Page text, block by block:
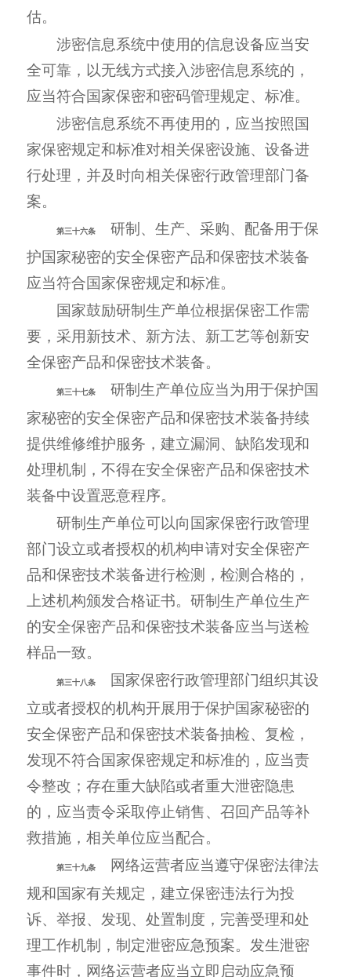
估。
涉密信息系统中使用的信息设备应当安
全可靠，以无线方式接入涉密信息系统的，
应当符合国家保密和密码管理规定、标准。
涉密信息系统不再使用的，应当按照国
家保密规定和标准对相关保密设施、设备进
行处理，并及时向相关保密行政管理部门备
案。
第三十六条
研制、生产、采购、配备用于保
护国家秘密的安全保密产品和保密技术装备
应当符合国家保密规定和标准。
国家鼓励研制生产单位根据保密工作需
要，采用新技术、新方法、新工艺等创新安
全保密产品和保密技术装备。
第三十七条
研制生产单位应当为用于保护国
家秘密的安全保密产品和保密技术装备持续
提供维修维护服务，建立漏洞、缺陷发现和
处理机制，不得在安全保密产品和保密技术
装备中设置恶意程序。
研制生产单位可以向国家保密行政管理
部门设立或者授权的机构申请对安全保密产
品和保密技术装备进行检测，检测合格的，
上述机构颁发合格证书。研制生产单位生产
的安全保密产品和保密技术装备应当与送检
样品一致。
第三十八条
国家保密行政管理部门组织其设
立或者授权的机构开展用于保护国家秘密的
安全保密产品和保密技术装备抽检、复检，
发现不符合国家保密规定和标准的，应当责
令整改；存在重大缺陷或者重大泄密隐患
的，应当责令采取停止销售、召回产品等补
救措施，相关单位应当配合。
第三十九条
网络运营者应当遵守保密法律法
规和国家有关规定，建立保密违法行为投
诉、举报、发现、处置制度，完善受理和处
理工作机制，制定泄密应急预案。发生泄密
事件时，网络运营者应当立即启动应急预